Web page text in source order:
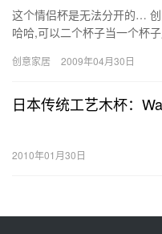
这个情侣杯是无法分开的…
哈哈,可以二个杯子当一个杯
创意家居 2009年04月30日
日本传统工艺木杯：
2010年01月30日